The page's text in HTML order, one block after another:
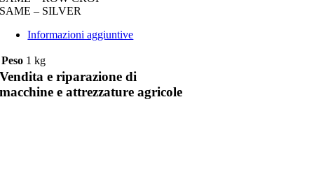
SAME – SILVER
Informazioni aggiuntive
Peso 1 kg
Vendita e riparazione di
macchine e attrezzature agricole